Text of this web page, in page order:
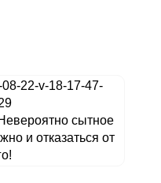
сытное
и отказаться от